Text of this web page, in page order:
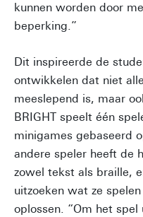
kunnen worden door
beperking.”
Dit inspireerde de
ontwikkelen dat niet
meeslepend is, maar
BRIGHT speelt één
minigames gebaseerd
andere speler heeft de
zowel tekst als braille,
uitzoeken wat ze
oplossen. “Om het